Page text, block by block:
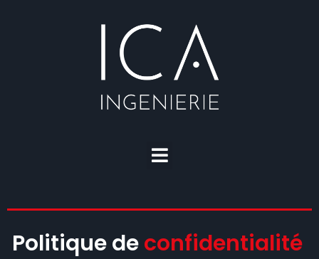
Politique deconfidentialité